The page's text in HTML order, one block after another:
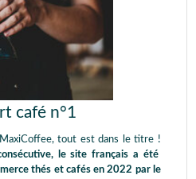
café n°1
tout est dans le titre !
le site français a été
thés et cafés en 2022 par le